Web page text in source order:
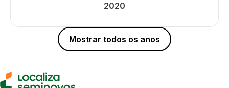
2020
Mostrar todos os anos